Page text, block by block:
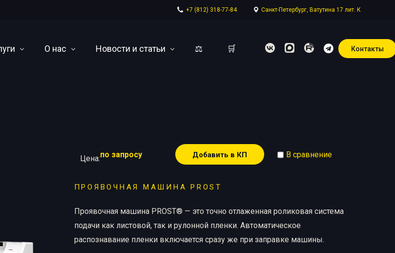
+7 (812) 318-77-84 Санкт-Петербург, Ватутина 17 лит. К
Рентгеновская пленка
камер радиационной защиты
О нас Новости и статьи ⚖ 🛒 Контакты
Цена:по запросу Добавить в КП В сравнение
ПРОЯВОЧНАЯ МАШИНА PROST
Проявочная машина PROST® — это точно отлаженная роликовая система
подачи как листовой, так и рулонной пленки. Автоматическое
распознавание пленки включается сразу же при заправке машины.